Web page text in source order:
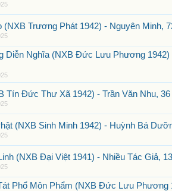
(NXB Trương Phát 1942) - Nguyên Minh,
Diễn Nghĩa (NXB Đức Lưu Phương
Tín Đức Thư Xã 1942) - Trần Văn Nhu, 36
(NXB Sinh Minh 1942) - Huỳnh Bá
(NXB Đại Việt 1941) - Nhiều Tác Giả,
Phổ Môn Phẩm (NXB Đức Lưu Phương